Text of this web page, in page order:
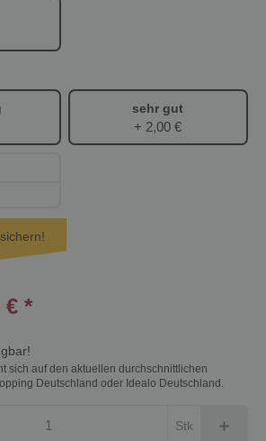
sehr gut
+ 2,00 €
€ *
sich auf den aktuellen durchschnittlichen
Deutschland oder Idealo Deutschland.
Stk